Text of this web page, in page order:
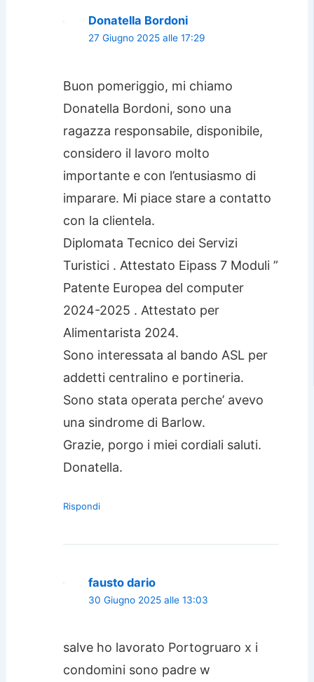
Donatella Bordoni
27 Giugno 2025 alle 17:29
Buon pomeriggio, mi chiamo
Donatella Bordoni, sono una
ragazza responsabile, disponibile,
considero il lavoro molto
importante e con l’entusiasmo di
imparare. Mi piace stare a contatto
con la clientela.
Diplomata Tecnico dei Servizi
Turistici . Attestato Eipass 7 Moduli ”
Patente Europea del computer
2024-2025 . Attestato per
Alimentarista 2024.
Sono interessata al bando ASL per
addetti centralino e portineria.
Sono stata operata perche’ avevo
una sindrome di Barlow.
Grazie, porgo i miei cordiali saluti.
Donatella.
Rispondi
fausto dario
30 Giugno 2025 alle 13:03
salve ho lavorato Portogruaro x i
condomini sono padre w